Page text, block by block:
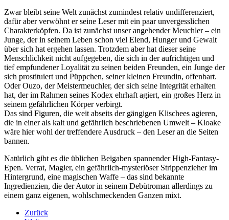
Zwar bleibt seine Welt zunächst zumindest relativ undifferenziert,
dafür aber verwöhnt er seine Leser mit ein paar unvergesslichen
Charakterköpfen. Da ist zunächst unser angehender Meuchler – ein
Junge, der in seinem Leben schon viel Elend, Hunger und Gewalt
über sich hat ergehen lassen. Trotzdem aber hat dieser seine
Menschlichkeit nicht aufgegeben, die sich in der aufrichtigen und
tief empfundener Loyalität zu seinen beiden Freunden, ein Junge der
sich prostituiert und Püppchen, seiner kleinen Freundin, offenbart.
Oder Ouzo, der Meistermeuchler, der sich seine Integrität erhalten
hat, der im Rahmen seines Kodex ehrhaft agiert, ein großes Herz in
seinem gefährlichen Körper verbirgt.
Das sind Figuren, die weit abseits der gängigen Klischees agieren,
die in einer als kalt und gefährlich beschriebenen Umwelt – Kloake
wäre hier wohl der treffendere Ausdruck – den Leser an die Seiten
bannen.
Natürlich gibt es die üblichen Beigaben spannender High-Fantasy-
Epen. Verrat, Magier, ein gefährlich-mysteriöser Strippenzieher im
Hintergrund, eine magischen Waffe – das sind bekannte
Ingredienzien, die der Autor in seinem Debütroman allerdings zu
einem ganz eigenen, wohlschmeckenden Ganzen mixt.
Zurück